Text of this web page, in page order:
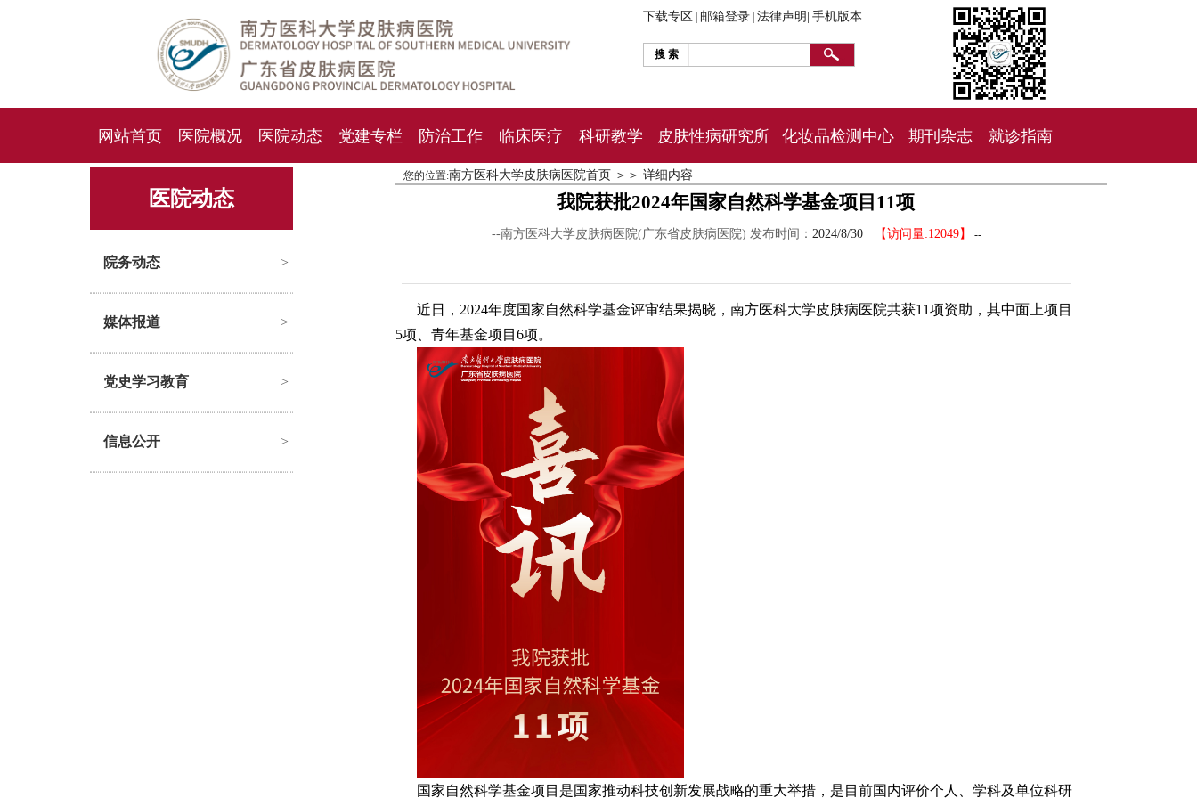
下载专区 邮箱登录 法律声明| 手机版本
搜 索
网站首页 医院概况 医院动态 党建专栏 防治工作 临床医疗 科研教学 皮肤性病研究所 化妆品检测中心 期刊杂志 就诊指南
人才招聘 招标采购
医院动态
院务动态 >
媒体报道 >
党史学习教育 >
信息公开 >
您的位置:南方医科大学皮肤病医院首页 ＞＞ 详细内容
我院获批2024年国家自然科学基金项目11项
--南方医科大学皮肤病医院(广东省皮肤病医院) 发布时间：2024/8/30 【访问量:12049】 --
近日，2024年度国家自然科学基金评审结果揭晓，南方医科大学皮肤病医院共获11项资助，其中面上项目
5项、青年基金项目6项。
国家自然科学基金项目是国家推动科技创新发展战略的重大举措，是目前国内评价个人、学科及单位科研